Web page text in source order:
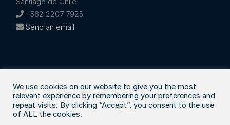
+562 2207 7925
Send an email
© Copyright 2026 | Generado porT.U.F.| Legal
We use cookies on our website to give you the most
relevant experience by remembering your preferences and
repeat visits. By clicking “Accept”, you consent to the use
of ALL the cookies.